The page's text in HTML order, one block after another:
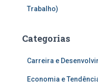
Trabalho)
Categorias
Carreira e
Economia e